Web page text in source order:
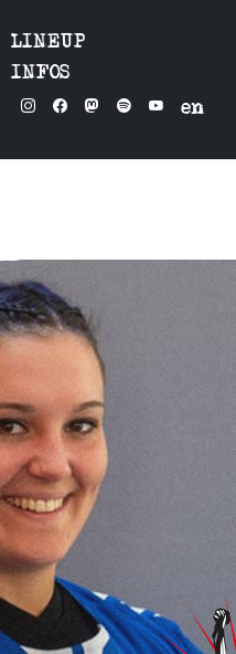
LINEUP
INFOS
en